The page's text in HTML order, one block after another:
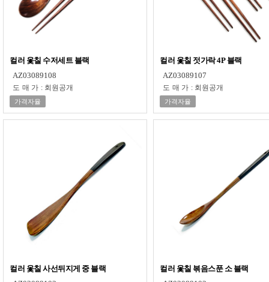
컬러 옻칠 수저세트 블랙
AZ03089108
도매가 : 회원공개
가격자율
컬러 옻칠 젓가락 4P 블랙
AZ03089107
도매가 : 회원공개
가격자율
컬러 옻칠 사선뒤지게 중 블랙
컬러 옻칠 볶음스푼 소 블랙